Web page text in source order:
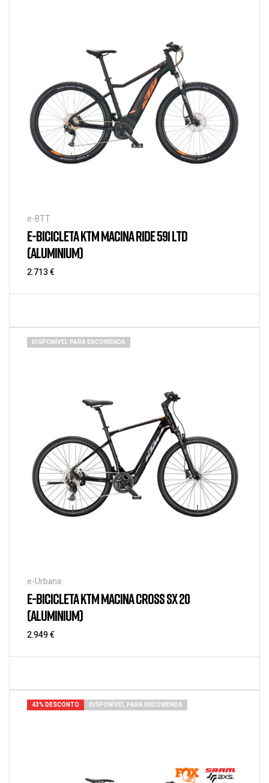
e-BTT
E-BICICLETA KTM MACINA RIDE 591 LTD
(ALUMINIUM)
2.713€
DISPONÍVEL PARA ENCOMENDA
e-Urbana
E-BICICLETA KTM MACINA CROSS SX 20
(ALUMINIUM)
2.949€
43% DESCONTO DISPONÍVEL PARA ENCOMENDA